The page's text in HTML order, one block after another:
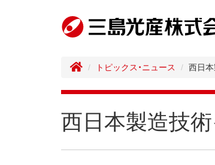
トピックス・ニュース 西日
西日本製造技